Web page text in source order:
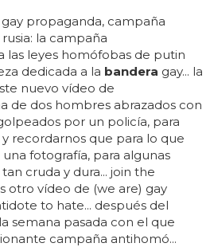
propaganda, campaña
la campaña
las leyes homófobas de putin
dedicada a la bandera gay... la
nuevo vídeo de
de dos hombres abrazados con
por un policía, para
recordarnos que para lo que
fotografía, para algunas
cruda y dura... join the
otro vídeo de (we are) gay
to hate... después del
semana pasada con el que
campaña antihomó...